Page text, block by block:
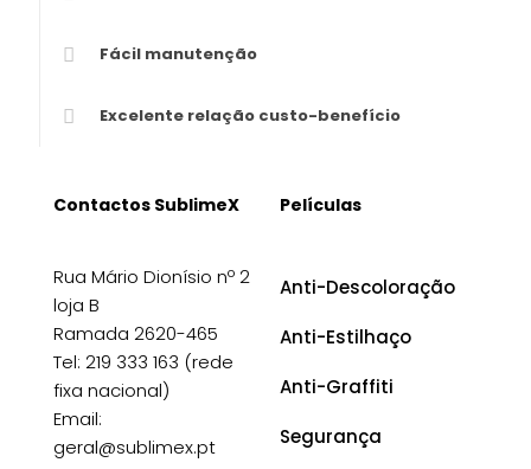
Fácil manutenção
Excelente relação custo-benefício
Contactos SublimeX
Rua Mário Dionísio nº 2
loja B
Ramada 2620-465
Tel: 219 333 163 (rede
fixa nacional)
Email:
geral@sublimex.pt
Películas
Anti-Descoloração
Anti-Estilhaço
Anti-Graffiti
Segurança